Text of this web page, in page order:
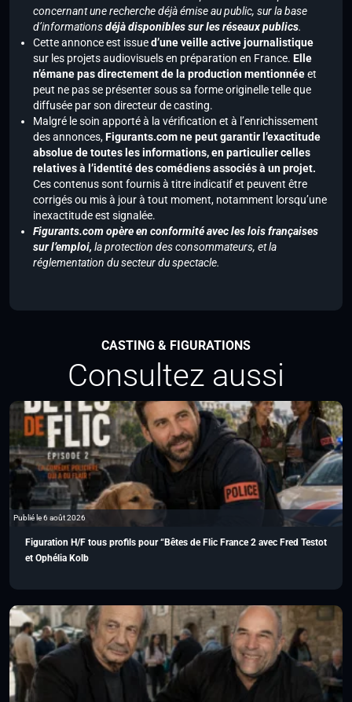
concernant une recherche déjà émise au public, sur la base
d’informationsdéjà disponibles sur les réseaux publics.
Cette annonce est issued’une veille active journalistique
sur les projets audiovisuels en préparation en France. Elle
n’émane pas directement de la production mentionnéeet
peut ne pas se présenter sous sa forme originelle telle que
diffusée par son directeur de casting.
Malgré le soin apporté à la vérification et à l’enrichissement
des annonces,Figurants.com ne peut garantir l’exactitude
absolue de toutes les informations, en particulier celles
relatives à l’identité des comédiens associés à un projet.
Ces contenus sont fournis à titre indicatif et peuvent être
corrigés ou mis à jour à tout moment, notamment lorsqu’une
inexactitude est signalée.
Figurants.com opère en conformité avec les lois françaises
sur l’emploi, la protection des consommateurs, et la
réglementation du secteur du spectacle.
CASTING & FIGURATIONS
Consultez aussi
Publié le 6 août 2026
Figuration H/F tous profils pour “Bêtes de Flic France 2 avec Fred Testot
et Ophélia Kolb